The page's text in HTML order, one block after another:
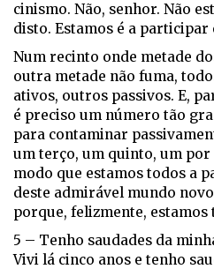
cinismo. Não, senhor. Não
disto. Estamos é a
Num recinto onde metade
outra metade não fuma,
ativos, outros passivos. E,
é preciso um número tão
para contaminar
um terço, um quinto, um por
modo que estamos todos a
deste admirável mundo
porque, felizmente, estamos
5 – Tenho saudades da
Vivi lá cinco anos e tenho